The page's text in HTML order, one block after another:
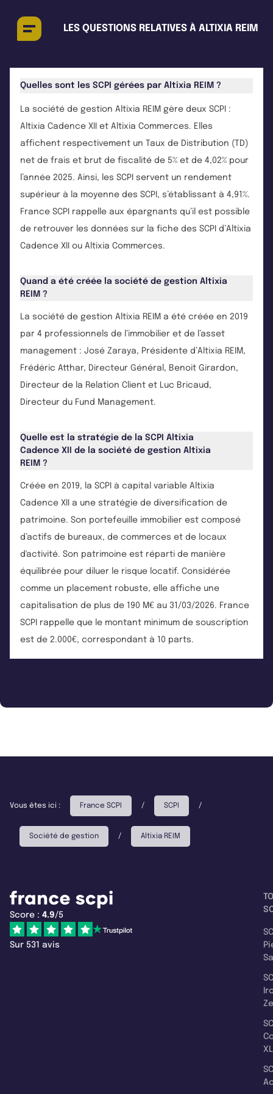
LES QUESTIONS RELATIVES À ALTIXIA REIM
Quelles sont les SCPI gérées par Altixia REIM ?
La société de gestion Altixia REIM gère deux SCPI :
Altixia Cadence XII et Altixia Commerces. Elles
affichent respectivement un Taux de Distribution (TD)
net de frais et brut de fiscalité de 5% et de 4,02% pour
l’année 2025. Ainsi, les SCPI servent un rendement
supérieur à la moyenne des SCPI, s’établissant à 4,91%.
France SCPI rappelle aux épargnants qu’il est possible
de retrouver les données sur la fiche des SCPI d’Altixia
Cadence XII ou Altixia Commerces.
Quand a été créée la société de gestion Altixia
REIM ?
La société de gestion Altixia REIM a été créée en 2019
par 4 professionnels de l’immobilier et de l’asset
management : José Zaraya, Présidente d’Altixia REIM,
Frédéric Atthar, Directeur Général, Benoit Girardon,
Directeur de la Relation Client et Luc Bricaud,
Directeur du Fund Management.
Quelle est la stratégie de la SCPI Altixia
Cadence XII de la société de gestion Altixia
REIM ?
Créée en 2019, la SCPI à capital variable Altixia
Cadence XII a une stratégie de diversification de
patrimoine. Son portefeuille immobilier est composé
d’actifs de bureaux, de commerces et de locaux
d'activité. Son patrimoine est réparti de manière
équilibrée pour diluer le risque locatif. Considérée
comme un placement robuste, elle affiche une
capitalisation de plus de 190 M€ au 31/03/2026. France
SCPI rappelle que le montant minimum de souscription
est de 2.000€, correspondant à 10 parts.
Vous êtes ici : France SCPI / SCPI /
Société de gestion / Altixia REIM
Score : 4.9/5
Sur 531 avis
XL